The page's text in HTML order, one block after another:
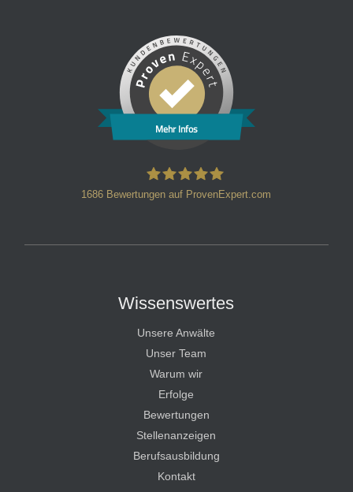
Mehr Infos
1686 Bewertungen auf ProvenExpert.com
Wissenswertes
Unsere Anwälte
Unser Team
Warum wir
Erfolge
Bewertungen
Stellenanzeigen
Berufsausbildung
Kontakt